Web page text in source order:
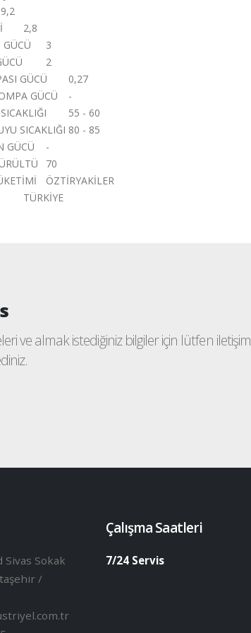
9,2
2,8
3
2
GÜCÜ
0,27
GÜCÜ
-
55 - 60
SICAKLIĞI 80 - 85
GÜCÜ
-
70
ÖZTİRYAKİLER
TÜRKİYE
ve almak istediğiniz bilgiler için lütfen iletişim
Sivas Sokak
/
Çalışma Saatleri
7/24 Servis